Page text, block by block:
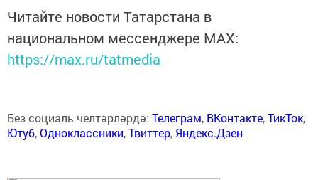
Читайте новости Татарстана в
национальном мессенджере MАХ:
https://max.ru/tatmedia
Без социаль челтәрләрдә: Телеграм, ВКонтакте,ТикТок,
Ютуб,Одноклассники,Твиттер, Яндекс.Дзен